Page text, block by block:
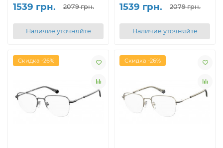
1539 грн. 2079 грн.
Наличие уточняйте
1539 грн. 2079 грн.
Наличие уточняйте
Скидка -26% Скидка -26%